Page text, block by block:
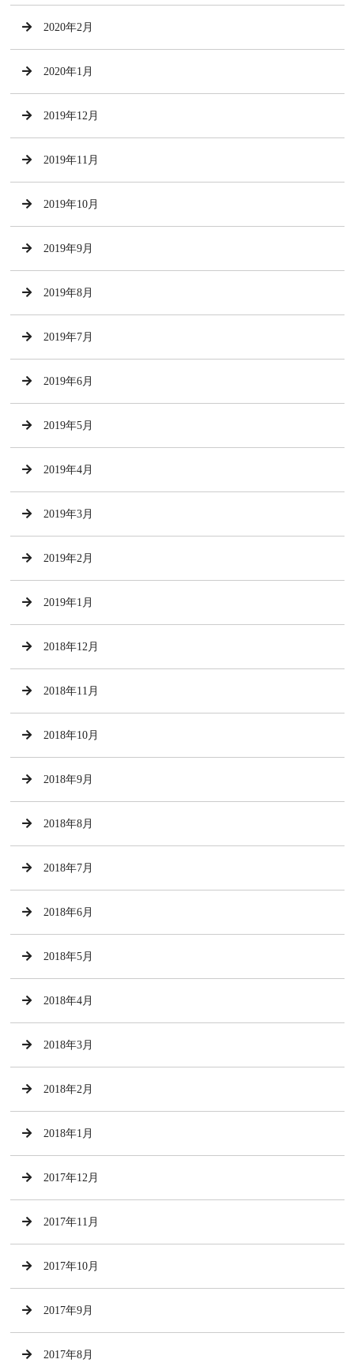
2020年2月
2020年1月
2019年12月
2019年11月
2019年10月
2019年9月
2019年8月
2019年7月
2019年6月
2019年5月
2019年4月
2019年3月
2019年2月
2019年1月
2018年12月
2018年11月
2018年10月
2018年9月
2018年8月
2018年7月
2018年6月
2018年5月
2018年4月
2018年3月
2018年2月
2018年1月
2017年12月
2017年11月
2017年10月
2017年9月
2017年8月